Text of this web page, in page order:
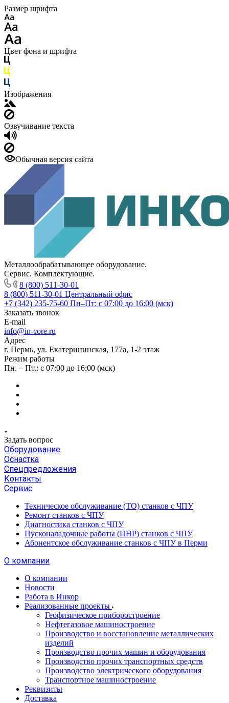
Размер шрифта
Цвет фона и шрифта
Изображения
Озвучивание текста
Обычная версия сайта
Металлообрабатывающее оборудование.
Сервис. Комплектующие.
8 (800) 511-30-01
8 (800) 511-30-01 Центральный офис
+7 (342) 235-75-60 Пн–Пт: с 07:00 до 16:00 (мск)
Заказать звонок
E-mail
info@in-core.ru
Адрес
г. Пермь, ул. ​Екатерининская, 177а, ​1-2 этаж
Режим работы
Пн. – Пт.: с 07:00 до 16:00 (мск)
Задать вопрос
Оборудование
Оснастка
Спецпредложения
Контакты
Сервис
Техническое обслуживание (ТО) станков с ЧПУ
Ремонт станков с ЧПУ
Диагностика станков с ЧПУ
Пусконаладочные работы (ПНР) станков с ЧПУ
Абонентское обслуживание станков с ЧПУ в Перми
О компании
О компании
Новости
Работа в Инкор
Реализованные проекты
Геофизическое приборостроение
Нефтегазовое машиностроение
Производство и восстановление металлических
изделий
Производство прочих машин и оборудования
Производство прочих транспортных средств
Производство электрического оборудования
Транспортное машиностроение
Реквизиты
Доставка